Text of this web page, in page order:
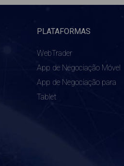
PLATAFORMAS
WebTrader
App de Negociação Móvel
App de Negociação para
Tablet